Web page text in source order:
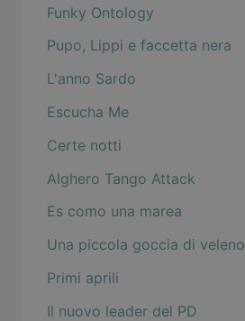
Funky Ontology
Pupo, Lippi e faccetta nera
L'anno Sardo
Escucha Me
Certe notti
Alghero Tango Attack
Es como una marea
Una piccola goccia di veleno
Primi aprili
Il nuovo leader del PD